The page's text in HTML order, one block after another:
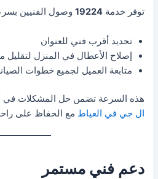
توفر خدمة19224 وصول الفنيين
تحديد أقرب فني للعنوان
إصلاح الأعطال في المنزل لتقليل
متابعة العميل لجميع خطوات
هذه السرعة تضمن حل المشكلات في
ال جي في العياط مع الحفاظ على
دعم فني مستمر